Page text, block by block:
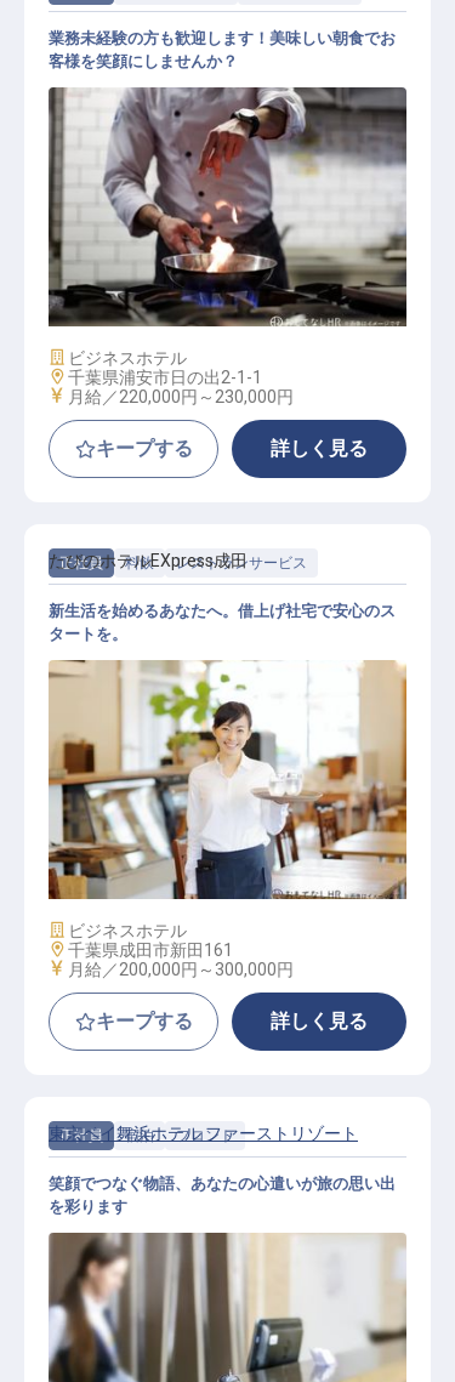
キッチンスタッフ
業務未経験の方も歓迎します！美味しい朝食でお
客様を笑顔にしませんか？
施設業態
ビジネスホテル
勤務地
千葉県浦安市日の出2-1-1
給与
月給／220,000円～ 230,000円
キープする 詳しく見る
正社員 料飲 レストランサービス
レストランホールスタッフ
たびのホテルEXpress成田
新生活を始めるあなたへ。借上げ社宅で安心のス
タートを。
施設業態
ビジネスホテル
勤務地
千葉県成田市新田161
給与
月給／200,000円～ 300,000円
キープする 詳しく見る
正社員 宿泊 フロント
東京ベイ舞浜ホテル ファーストリゾート
笑顔でつなぐ物語、あなたの心遣いが旅の思い出
を彩ります